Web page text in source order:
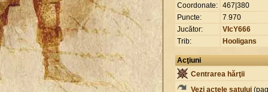
Coordonate: 467|380
Puncte:
7.970
Jucător:
VIcY666
Trib:
Hooligans
Acţiuni
Centrarea hărţii
Vezi actele satului